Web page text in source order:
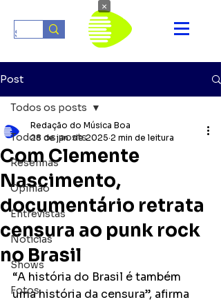
Post
Todos os posts
Resenhas
Opinião
Entrevistas
Notícias
Shows
Fotos
Todos os posts
Com Clemente
Nascimento,
documentário retrata
censura ao punk rock
no Brasil
Redação do Música Boa
28 de jan. de 2025 2 min de leitura
“A história do Brasil é também
uma história da censura”, afirma
×